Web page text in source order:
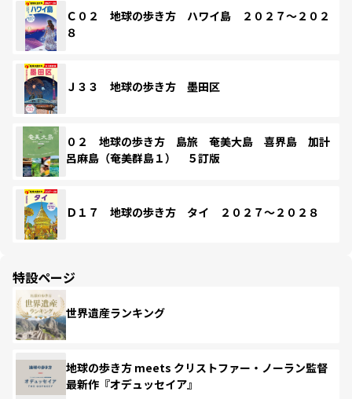
Ｃ０２ 地球の歩き方 ハワイ島 ２０２７～２０２
８
Ｊ３３ 地球の歩き方 墨田区
０２ 地球の歩き方 島旅 奄美大島 喜界島 加計
呂麻島（奄美群島１） ５訂版
Ｄ１７ 地球の歩き方 タイ ２０２７～２０２８
特設ページ
世界遺産ランキング
地球の歩き方 meets クリストファー・ノーラン監督
最新作『オデュッセイア』